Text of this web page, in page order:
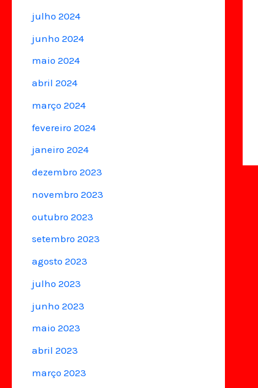
julho 2024
junho 2024
maio 2024
abril 2024
março 2024
fevereiro 2024
janeiro 2024
dezembro 2023
novembro 2023
outubro 2023
setembro 2023
agosto 2023
julho 2023
junho 2023
maio 2023
abril 2023
março 2023